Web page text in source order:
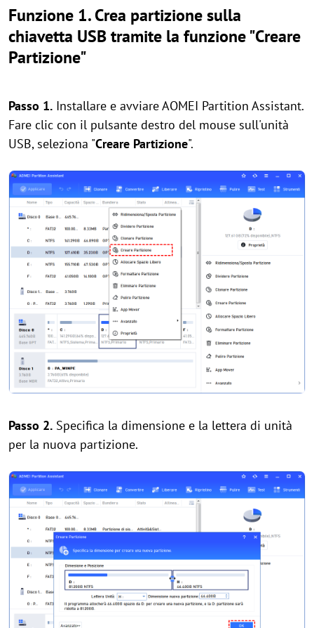
Funzione 1. Crea partizione sulla
chiavetta USB tramite la funzione "Creare
Partizione"
Passo 1. Installare e avviare AOMEI Partition Assistant.
Fare clic con il pulsante destro del mouse sull'unità
USB, seleziona "Creare Partizione".
Passo 2. Specifica la dimensione e la lettera di unità
per la nuova partizione.